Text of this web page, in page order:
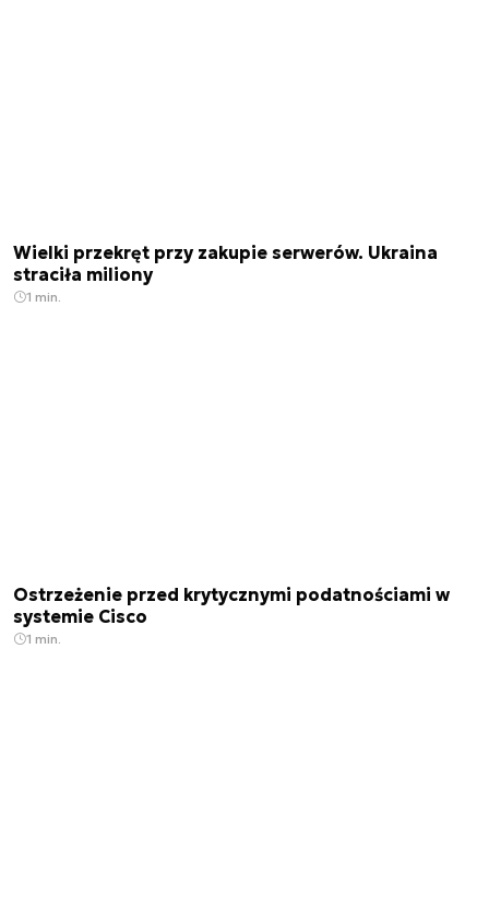
Wielki przekręt przy zakupie serwerów. Ukraina
straciła miliony
1 min.
Ostrzeżenie przed krytycznymi podatnościami w
systemie Cisco
1 min.